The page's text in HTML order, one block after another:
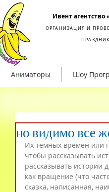
Организация и проведение детских праздников
Ивент агентство
ОРГАНИЗАЦИЯ И
Аниматоры Шоу
но видимо все
Их темных времен или
чтобы рассказывать
рассказывать истории
как вращение (что
сказка, написанная,